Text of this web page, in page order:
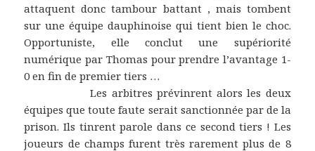
attaquent donc tambour battant , mais tombent
sur une équipe dauphinoise qui tient bien le choc.
Opportuniste, elle conclut une supériorité
numérique par Thomas pour prendre l’avantage 1-
0 en fin de premier tiers …
Les arbitres prévinrent alors les deux
équipes que toute faute serait sanctionnée par de la
prison. Ils tinrent parole dans ce second tiers ! Les
joueurs de champs furent très rarement plus de 8